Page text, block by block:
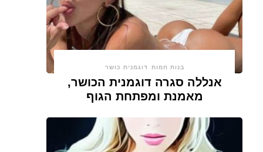
בנות חמות דוגמנית כושר
אנללה סגרה דוגמנית הכושר,
מאמנת ומפתחת הגוף